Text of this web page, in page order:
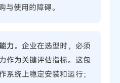
与使用的障碍。
力。企业在选型时，必须
作为关键评估指标。这包
系统上稳定安装和运行；